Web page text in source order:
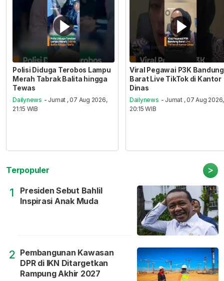
Polisi Diduga Terobos Lampu
Merah Tabrak Balita hingga
Tewas
Dailynews - Jumat , 07 Aug 2026,
21:15 WIB
Viral Pegawai P3K Bandung
Barat Live TikTok di Kantor
Dinas
Dailynews - Jumat , 07 Aug 2026,
20:15 WIB
Terpopuler >
1
Presiden Sebut Bahlil
Inspirasi Anak Muda
2 Pembangunan Kawasan
DPR di IKN Ditargetkan
Rampung Akhir 2027